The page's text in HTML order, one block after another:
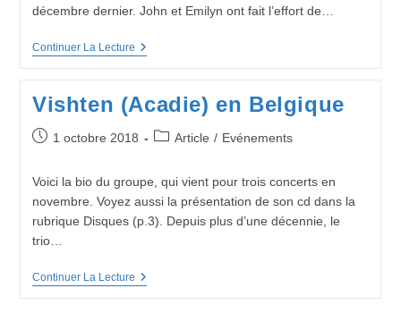
décembre dernier. John et Emilyn ont fait l’effort de…
Continuer La LectureInterview
Emilyn
Vishten (Acadie) en Belgique
Publication
1 octobre 2018
PostArticle / Evénements
Voici la bio du groupe, qui vient pour trois concerts en
novembre. Voyez aussi la présentation de son cd dans la
rubrique Disques (p.3). Depuis plus d’une décennie, le
trio…
Continuer La LectureVishten